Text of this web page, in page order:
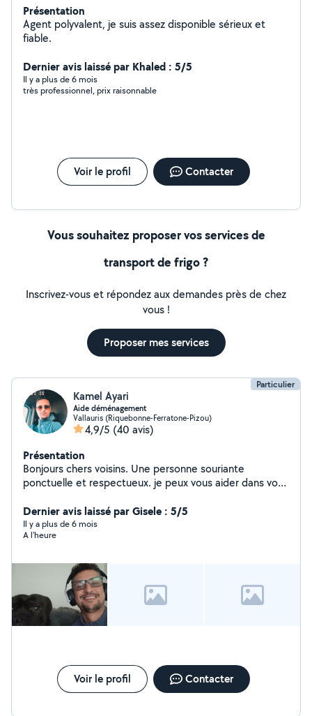
Présentation
Agent polyvalent, je suis assez disponible sérieux et
fiable.
Dernier avis laissé par Khaled : 5/5
Il y a plus de 6 mois
très professionnel, prix raisonnable
Voir le profil Contacter
Vous souhaitez proposer vos services de
transport de frigo ?
Inscrivez-vous et répondez aux demandes près de chez
vous !
Proposer mes services
Particulier
Kamel Ayari
Aide déménagement
Vallauris (Riquebonne-Ferratone-Pizou)
4,9/5 (40 avis)
Présentation
Bonjours chers voisins. Une personne souriante
ponctuelle et respectueux. je peux vous aider dans vos
week-end
Dernier avis laissé par Gisele : 5/5
Il y a plus de 6 mois
A l'heure
Voir le profil Contacter